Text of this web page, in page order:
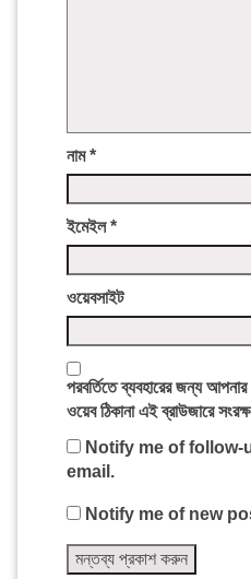
নাম*
ইমেইল*
ওয়েবসাইট
পরবর্তিতে ব্যবহারের জন্য
ওয়েব ঠিকানা এই ব্রাউজারে
Notify me of
email.
Notify me of new